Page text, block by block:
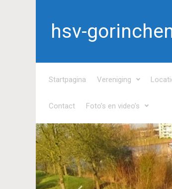
hsv-
Startpagina Vereniging
Contact Foto’s en video’s